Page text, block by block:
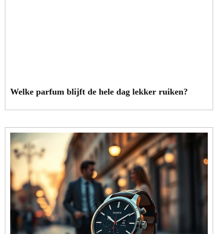
Welke parfum blijft de hele dag lekker ruiken?